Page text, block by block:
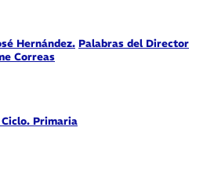
Hernández. Palabras del Director
Correas
Primaria